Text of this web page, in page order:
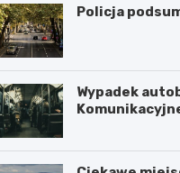
Policja
Wypadek